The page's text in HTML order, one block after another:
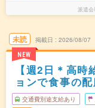
派遣会
未読
NEW
掲載日 2026/08/07
【週2日＊高
ョンで食事の
交通費別途支給あり